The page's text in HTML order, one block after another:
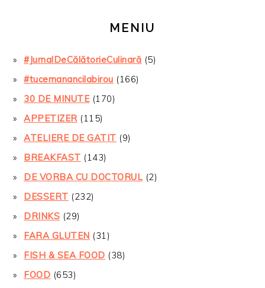
MENIU
#JurnalDeCălătorieCulinară (5)
#tucemanancilabirou (166)
30 DE MINUTE(170)
APPETIZER(115)
ATELIERE DE GATIT (9)
BREAKFAST (143)
DE VORBA CU DOCTORUL (2)
DESSERT (232)
DRINKS (29)
FARA GLUTEN (31)
FISH & SEA FOOD (38)
FOOD (653)